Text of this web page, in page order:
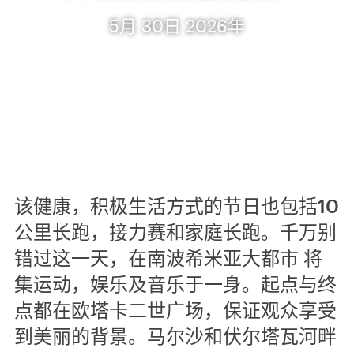
5月 30日 2026年
该健康，积极生活方式的节日也包括10
公里长跑，接力赛和家庭长跑。千万别
错过这一天，在南波希米亚大都市 将
集运动，娱乐及音乐于一身。起点与终
点都在欧塔卡二世广场，保证观众享受
到美丽的背景。马尔沙和伏尔塔瓦河畔